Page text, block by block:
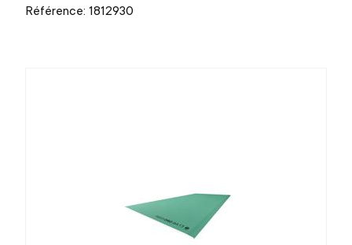
Référence: 1812930